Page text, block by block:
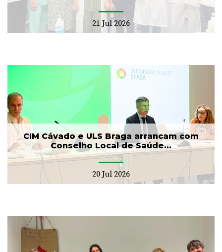
21 Jul 2026
CIM Cávado e ULS Braga arrancam com
Conselho Local de Saúde...
20 Jul 2026